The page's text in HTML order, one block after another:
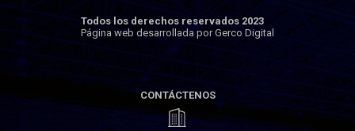
Todos los derechos reservados 2023
Página web desarrollada por Gerco Digital
CONTÁCTENOS